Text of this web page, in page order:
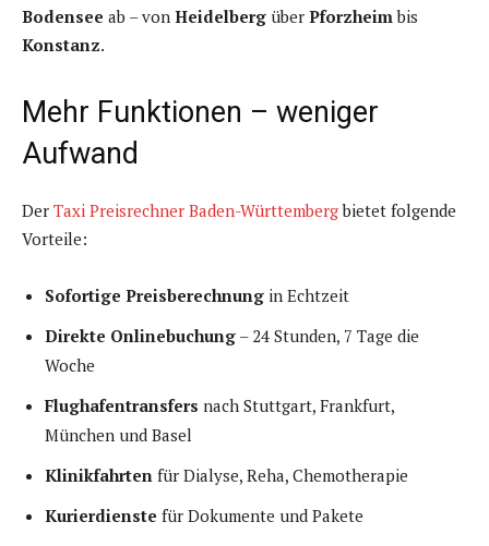
Bodensee ab – von Heidelberg über Pforzheim bis
Konstanz.
Mehr Funktionen – weniger
Aufwand
Der Taxi Preisrechner Baden-Württembergbietet folgende
Vorteile:
Sofortige Preisberechnung in Echtzeit
Direkte Onlinebuchung – 24 Stunden, 7 Tage die
Woche
Flughafentransfers nach Stuttgart, Frankfurt,
München und Basel
Klinikfahrten für Dialyse, Reha, Chemotherapie
Kurierdienste für Dokumente und Pakete